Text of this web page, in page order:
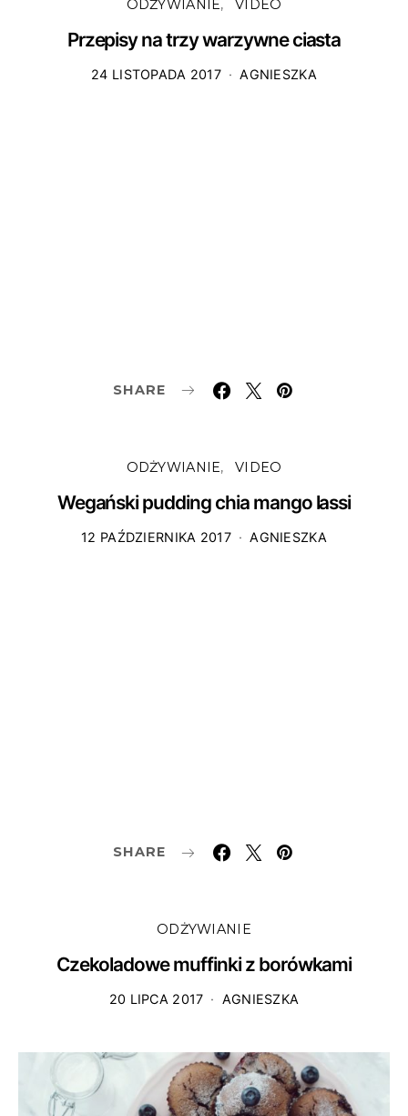
ODŻYWIANIE VIDEO
Przepisy na trzy warzywne ciasta
24 LISTOPADA 2017 AGNIESZKA
SHARE
ODŻYWIANIE VIDEO
Wegański pudding chia mango lassi
12 PAŹDZIERNIKA 2017 AGNIESZKA
SHARE
ODŻYWIANIE
Czekoladowe muffinki z borówkami
20 LIPCA 2017 AGNIESZKA